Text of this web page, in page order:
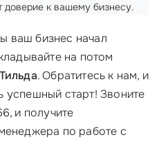
доверие к вашему бизнесу.
ваш бизнес начал
на потом
. Обратитесь к нам, и
старт! Звоните
и получите
по работе с